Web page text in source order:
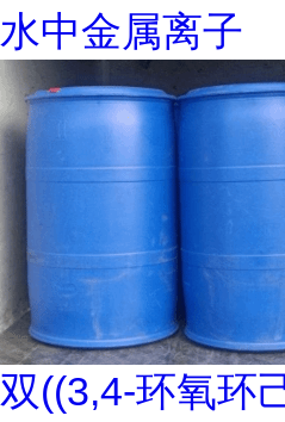
水中金属离子
双((3,4-环氧环